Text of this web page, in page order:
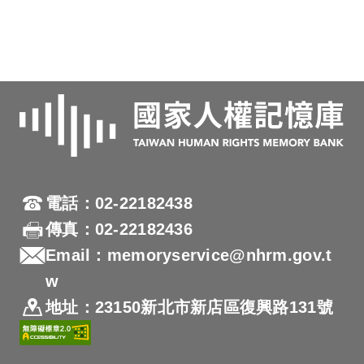
電話：02-22182438
傳真：02-22182436
Email：memoryservice@nhrm.gov.t
w
地址：23150新北市新店區復興路131號